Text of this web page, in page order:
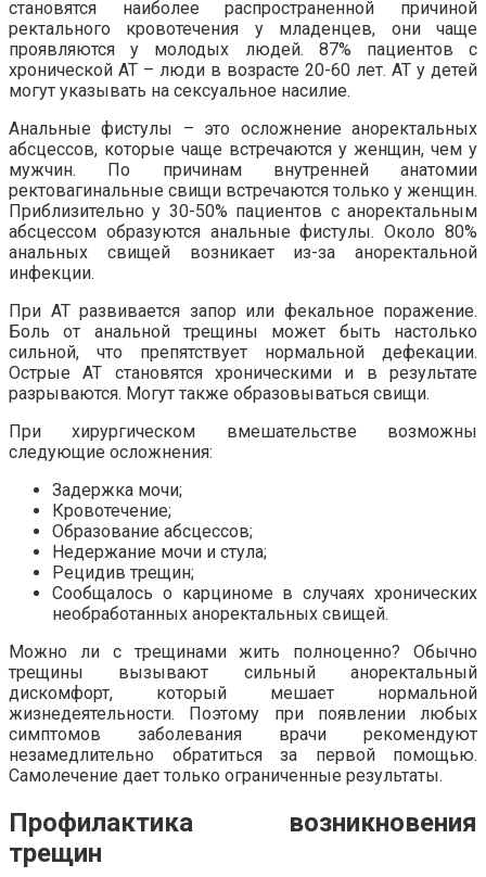
становятся наиболее распространенной причиной
ректального кровотечения у младенцев, они чаще
проявляются у молодых людей. 87% пациентов с
хронической АТ – люди в возрасте 20-60 лет. АТ у детей
могут указывать на сексуальное насилие.
Анальные фистулы – это осложнение аноректальных
абсцессов, которые чаще встречаются у женщин, чем у
мужчин. По причинам внутренней анатомии
ректовагинальные свищи встречаются только у женщин.
Приблизительно у 30-50% пациентов с аноректальным
абсцессом образуются анальные фистулы. Около 80%
анальных свищей возникает из-за аноректальной
инфекции.
При АТ развивается запор или фекальное поражение.
Боль от анальной трещины может быть настолько
сильной, что препятствует нормальной дефекации.
Острые АТ становятся хроническими и в результате
разрываются. Могут также образовываться свищи.
При хирургическом вмешательстве возможны
следующие осложнения:
Задержка мочи;
Кровотечение;
Образование абсцессов;
Недержание мочи и стула;
Рецидив трещин;
Сообщалось о карциноме в случаях хронических
необработанных аноректальных свищей.
Можно ли с трещинами жить полноценно? Обычно
трещины вызывают сильный аноректальный
дискомфорт, который мешает нормальной
жизнедеятельности. Поэтому при появлении любых
симптомов заболевания врачи рекомендуют
незамедлительно обратиться за первой помощью.
Самолечение дает только ограниченные результаты.
Профилактика возникновения
трещин